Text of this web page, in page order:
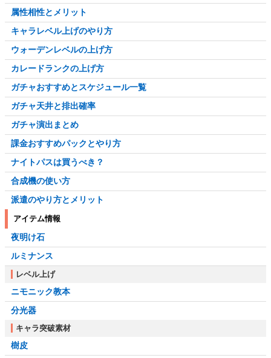
属性相性とメリット
キャラレベル上げのやり方
ウォーデンレベルの上げ方
カレードランクの上げ方
ガチャおすすめとスケジュール一覧
ガチャ天井と排出確率
ガチャ演出まとめ
課金おすすめパックとやり方
ナイトパスは買うべき？
合成機の使い方
派遣のやり方とメリット
アイテム情報
夜明け石
ルミナンス
レベル上げ
ニモニック教本
分光器
キャラ突破素材
樹皮